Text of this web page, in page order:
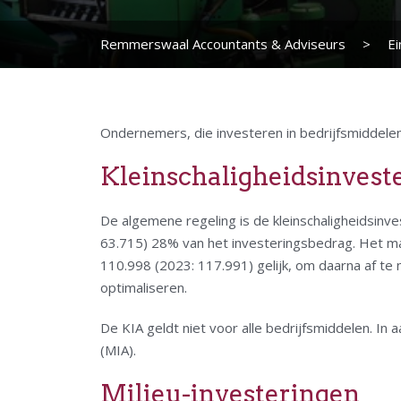
Remmerswaal Accountants & Adviseurs >
Ondernemers, die investeren in
De algemene regeling is de
63.715) 28% van het investeringsbedrag. Het
110.998 (2023: 117.991) gelijk, om daarna af
optimaliseren.
De KIA geldt niet voor alle bedrijfsmiddelen. In
(MIA).
Milieu-investeringen